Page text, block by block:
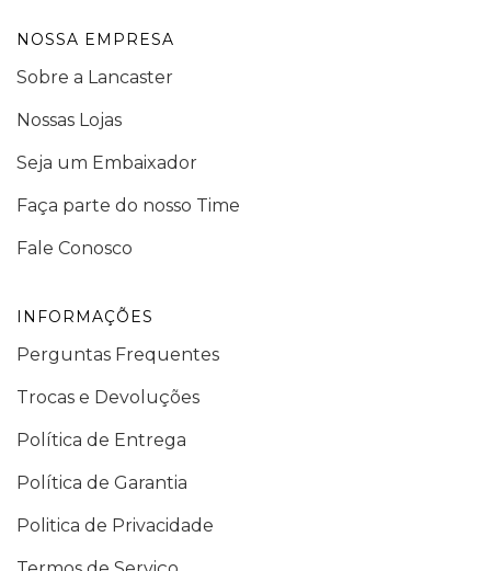
NOSSA EMPRESA
Sobre a Lancaster
Nossas Lojas
Seja um Embaixador
Faça parte do nosso Time
Fale Conosco
INFORMAÇÕES
Perguntas Frequentes
Trocas e Devoluções
Política de Entrega
Política de Garantia
Politica de Privacidade